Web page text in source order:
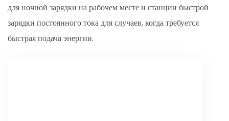
для ночной зарядки на рабочем месте и станции быстрой
зарядки постоянного тока для случаев, когда требуется
быстрая подача энергии.